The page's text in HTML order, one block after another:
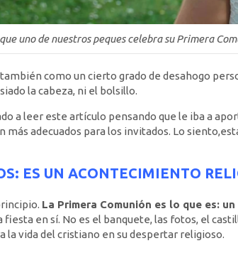
uno de nuestros peques celebra su Primera
como un cierto grado de desahogo
la cabeza, ni el bolsillo.
a leer este artículo pensando que le iba a
más adecuados para los invitados. Lo
ES UN ACONTECIMIENTO
La Primera Comunión es lo que es:
fiesta en sí. No es el banquete, las fotos, el
la vida del cristiano en su despertar religioso.